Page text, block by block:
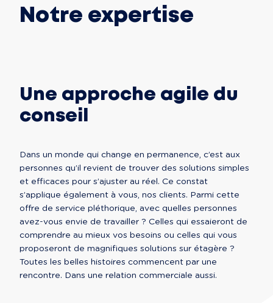
Notre expertise
Une approche agile du
conseil
Dans un monde qui change en permanence, c’est aux
personnes qu’il revient de trouver des solutions simples
et efficaces pour s’ajuster au réel. Ce constat
s’applique également à vous, nos clients. Parmi cette
offre de service pléthorique, avec quelles personnes
avez-vous envie de travailler ? Celles qui essaieront de
comprendre au mieux vos besoins ou celles qui vous
proposeront de magnifiques solutions sur étagère ?
Toutes les belles histoires commencent par une
rencontre. Dans une relation commerciale aussi.